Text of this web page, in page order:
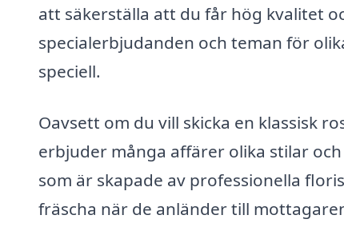
att säkerställa att du får hög kvalitet
specialerbjudanden och teman för
speciell.
Oavsett om du vill skicka en klassisk
erbjuder många affärer olika stilar
som är skapade av professionella
fräscha när de anländer till